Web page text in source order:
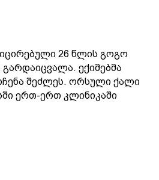
26 წლის გოგო
ექიმებმა
შეძლეს. ორსული ქალი
ერთ-ერთ კლინიკაში